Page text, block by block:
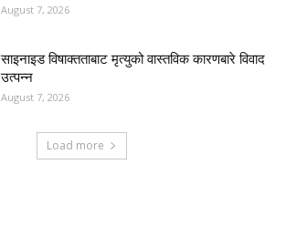
August 7, 2026
साइनाइड विषाक्तताबाट मृत्युको वास्तविक कारणबारे विवाद
उत्पन्न
August 7, 2026
Load more